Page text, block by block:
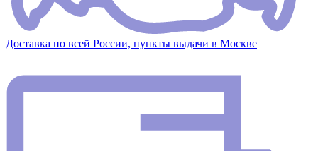
Доставка по всей России, пункты выдачи в Москве